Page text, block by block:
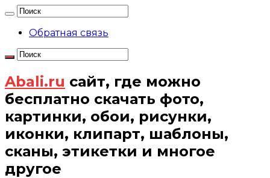
Обратная связь
Abali.ru сайт, где можно
бесплатно скачать фото,
картинки, обои, рисунки,
иконки, клипарт, шаблоны,
сканы, этикетки и многое
другое